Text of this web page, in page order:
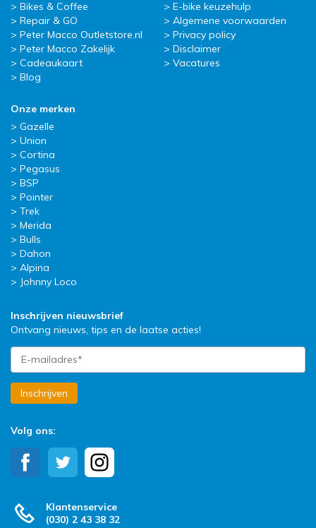
Bikes & Coffee
Repair & GO
Peter Macco Outletstore.nl
Peter Macco Zakelijk
Cadeaukaart
Blog
E-bike keuzehulp
Algemene voorwaarden
Privacy policy
Disclaimer
Vacatures
Onze merken
Gazelle
Union
Cortina
Pegasus
BSP
Pointer
Trek
Merida
Bulls
Dahon
Alpina
Johnny Loco
Inschrijven nieuwsbrief
Ontvang nieuws, tips en de laatse acties!
Inschrijven
Volg ons:
Klantenservice
(030) 2 43 38 32